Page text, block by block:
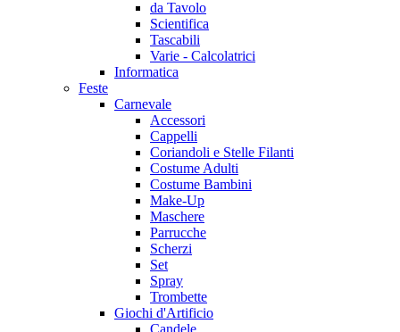
da Tavolo
Scientifica
Tascabili
Varie - Calcolatrici
Informatica
Feste
Carnevale
Accessori
Cappelli
Coriandoli e Stelle Filanti
Costume Adulti
Costume Bambini
Make-Up
Maschere
Parrucche
Scherzi
Set
Spray
Trombette
Giochi d'Artificio
Candele